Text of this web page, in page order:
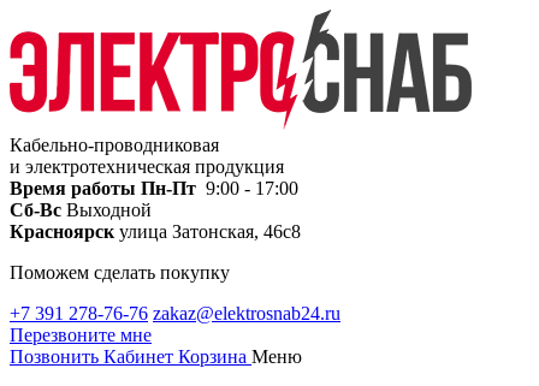
Кабельно-проводниковая
и электротехническая продукция
Время работы Пн-Пт 9:00 - 17:00
Сб-Вс Выходной
Красноярск улица Затонская, 46с8
Поможем сделать покупку
+7 391 278-76-76 zakaz@elektrosnab24.ru
Перезвоните мне
Позвонить Кабинет Корзина Меню